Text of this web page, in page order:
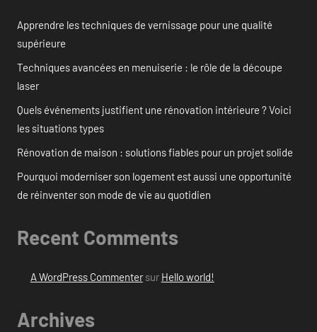
Apprendre les techniques de vernissage pour une qualité
supérieure
Techniques avancées en menuiserie : le rôle de la découpe
laser
Quels événements justifient une rénovation intérieure ? Voici
les situations types
Rénovation de maison : solutions fiables pour un projet solide
Pourquoi moderniser son logement est aussi une opportunité
de réinventer son mode de vie au quotidien
Recent Comments
A WordPress Commentersur Hello world!
Archives